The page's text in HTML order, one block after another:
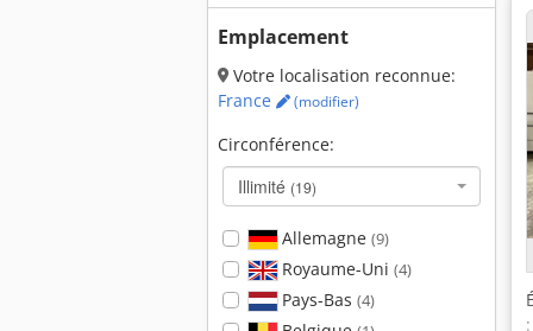
Emplacement
Votre localisation reconnue:
France
(modifier)
Circonférence:
Illimité (19)
Allemagne (9)
Royaume-Uni (4)
Pays-Bas (4)